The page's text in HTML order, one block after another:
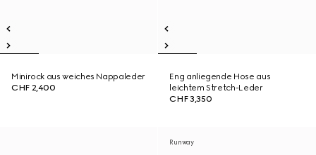
Minirock aus weiches Nappaleder
CHF 2,400
Eng anliegende Hose aus
leichtem Stretch-Leder
CHF 3,350
Runway